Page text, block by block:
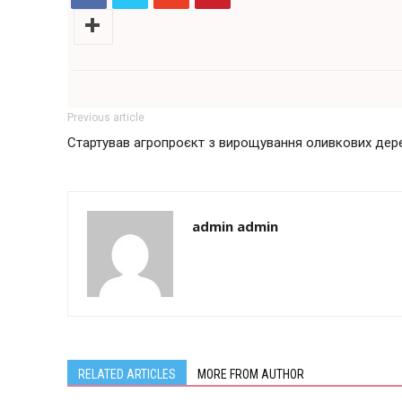
Previous article
Стартував агропроєкт з вирощування оливкових
admin admin
RELATED ARTICLES MORE FROM AUTHOR